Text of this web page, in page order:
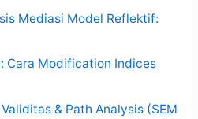
Mediasi Model Reflektif:
Cara Modification Indices
& Path Analysis (SEM